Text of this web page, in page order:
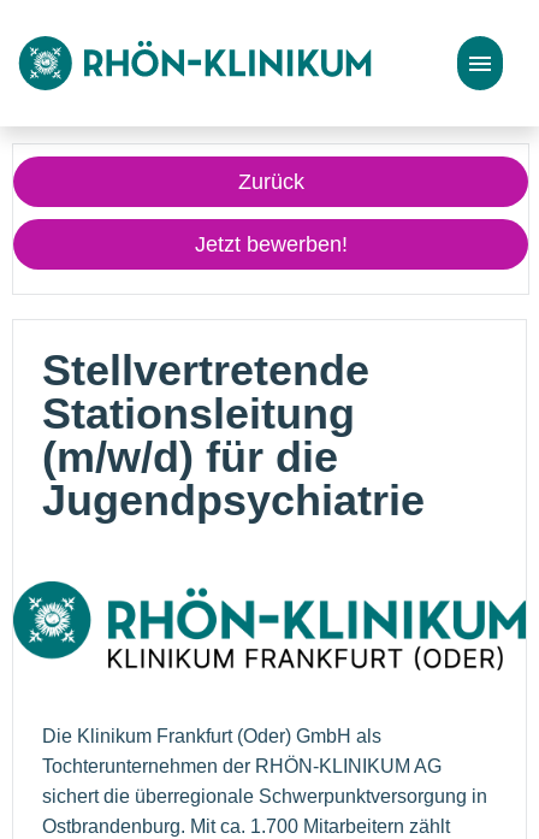
Stellenangebote
Bewerbungstipps
Zurück
Jetzt bewerben!
Stellvertretende
Stationsleitung
(m/w/d) für die
Jugendpsychiatrie
Die Klinikum Frankfurt (Oder) GmbH als
Tochterunternehmen der RHÖN-KLINIKUM AG
sichert die überregionale Schwerpunktversorgung in
Ostbrandenburg. Mit ca. 1.700 Mitarbeitern zählt